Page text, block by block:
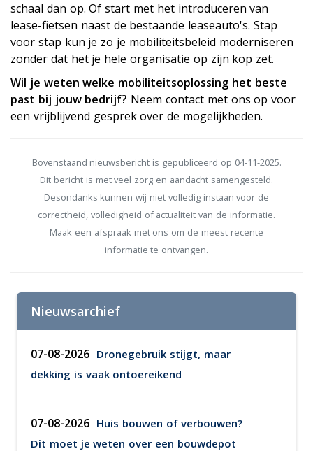
schaal dan op. Of start met het introduceren van
lease-fietsen naast de bestaande leaseauto's. Stap
voor stap kun je zo je mobiliteitsbeleid moderniseren
zonder dat het je hele organisatie op zijn kop zet.
Wil je weten welke mobiliteitsoplossing het beste
past bij jouw bedrijf? Neem contact met ons op voor
een vrijblijvend gesprek over de mogelijkheden.
Bovenstaand nieuwsbericht is gepubliceerd op 04-11-2025.
Dit bericht is met veel zorg en aandacht samengesteld.
Desondanks kunnen wij niet volledig instaan voor de
correctheid, volledigheid of actualiteit van de informatie.
Maak een afspraak met ons om de meest recente
informatie te ontvangen.
Nieuwsarchief
07-08-2026 Dronegebruik stijgt, maar
dekking is vaak ontoereikend
07-08-2026 Huis bouwen of verbouwen?
Dit moet je weten over een bouwdepot